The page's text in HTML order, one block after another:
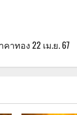
ทอง 22 เม.ย. 67